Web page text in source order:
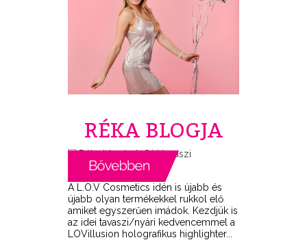
RÉKA BLOGJA
A L.O.V Cosmetics idén is újabb és
újabb olyan termékekkel rukkol elő
amiket egyszerűen imádok. Kezdjük is
az idei tavaszi/nyári kedvencemmel a
LOVillusion holografikus highlighter...